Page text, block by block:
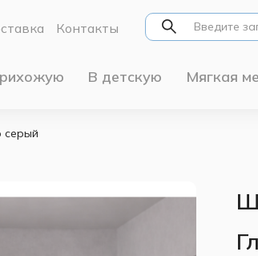
Контакты
В детскую Мягкая
серый